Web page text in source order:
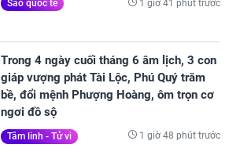
Sao quốc tế 1 giờ 41 phút trước
Trong 4 ngày cuối tháng 6 âm lịch, 3 con
giáp vượng phát Tài Lộc, Phú Quý trăm
bề, đổi mệnh Phượng Hoàng, ôm trọn cơ
ngơi đồ sộ
Tâm linh - Tử vi 1 giờ 48 phút trước